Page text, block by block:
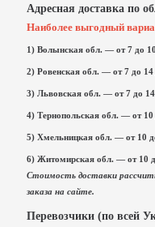
Адресная доставка по
Наиболее выгодный
1) Волынская обл. — от 7 до
2) Ровенская обл. — от 7 до 14
3) Львовская обл. — от 7 до 14
4) Тернопольская обл. — от 10
5) Хмельницкая обл. — от 10
6) Житомирская обл. — от 10
Стоимость доставки
заказа на сайте.
Перевозчики (по всей